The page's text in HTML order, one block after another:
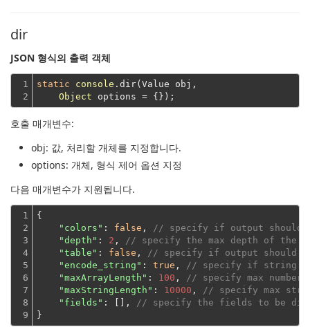
dir
JSON 형식의 출력 객체
1
2
static console .dir(Value obj,
Object
호출 매개변수:
obj: 값, 처리할 개체를 지정합니다.
options: 개체, 형식 제어 옵션 지정
다음 매개변수가 지원됩니다.
1
2
3
4
5
6
7
8
9
{
"colors" : false ,
// specify if output should
"depth" : 2 ,
// specify the max depth of the
"table" : false ,
// specify if output should
"encode_string" : true ,
// specify if string
"maxArrayLength" : 100 ,
// specify max
"maxStringLength" : 10000 ,
// specify max
"fields" : [],
// specify the fields to be
}